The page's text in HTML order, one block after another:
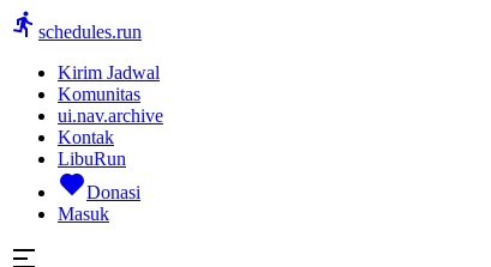
schedules.run
Kirim Jadwal
Komunitas
ui.nav.archive
Kontak
LibuRun
Donasi
Masuk